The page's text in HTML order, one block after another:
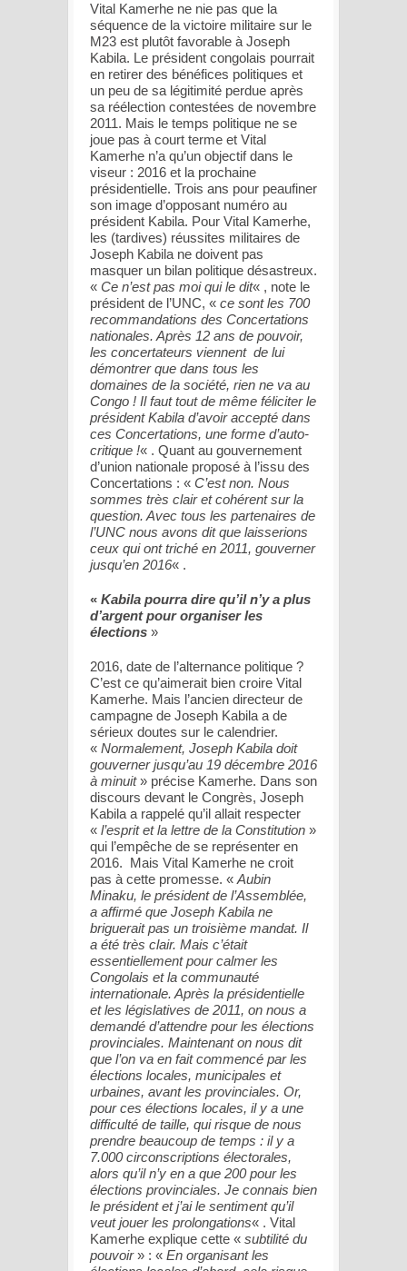
Vital Kamerhe ne nie pas que la
séquence de la victoire militaire sur le
M23 est plutôt favorable à Joseph
Kabila. Le président congolais pourrait
en retirer des bénéfices politiques et
un peu de sa légitimité perdue après
sa réélection contestées de novembre
2011. Mais le temps politique ne se
joue pas à court terme et Vital
Kamerhe n’a qu’un objectif dans le
viseur : 2016 et la prochaine
présidentielle. Trois ans pour peaufiner
son image d’opposant numéro au
président Kabila. Pour Vital Kamerhe,
les (tardives) réussites militaires de
Joseph Kabila ne doivent pas
masquer un bilan politique désastreux.
« Ce n’est pas moi qui le dit« , note le
président de l’UNC, « ce sont les 700
recommandations des Concertations
nationales. Après 12 ans de pouvoir,
les concertateurs viennent de lui
démontrer que dans tous les
domaines de la société, rien ne va au
Congo ! Il faut tout de même féliciter le
président Kabila d’avoir accepté dans
ces Concertations, une forme d’auto-
critique !« . Quant au gouvernement
d’union nationale proposé à l’issu des
Concertations : « C’est non. Nous
sommes très clair et cohérent sur la
question. Avec tous les partenaires de
l’UNC nous avons dit que laisserions
ceux qui ont triché en 2011, gouverner
jusqu’en 2016« .
« Kabila pourra dire qu’il n’y a plus
d’argent pour organiser les
élections »
2016, date de l’alternance politique ?
C’est ce qu’aimerait bien croire Vital
Kamerhe. Mais l’ancien directeur de
campagne de Joseph Kabila a de
sérieux doutes sur le calendrier.
« Normalement, Joseph Kabila doit
gouverner jusqu’au 19 décembre 2016
à minuit» précise Kamerhe. Dans son
discours devant le Congrès, Joseph
Kabila a rappelé qu’il allait respecter
« l’esprit et la lettre de la Constitution »
qui l’empêche de se représenter en
2016. Mais Vital Kamerhe ne croit
pas à cette promesse. « Aubin
Minaku, le président de l’Assemblée,
a affirmé que Joseph Kabila ne
briguerait pas un troisième mandat. Il
a été très clair. Mais c’était
essentiellement pour calmer les
Congolais et la communauté
internationale. Après la présidentielle
et les législatives de 2011, on nous a
demandé d’attendre pour les élections
provinciales. Maintenant on nous dit
que l’on va en fait commencé par les
élections locales, municipales et
urbaines, avant les provinciales. Or,
pour ces élections locales, il y a une
difficulté de taille, qui risque de nous
prendre beaucoup de temps : il y a
7.000 circonscriptions électorales,
alors qu’il n’y en a que 200 pour les
élections provinciales. Je connais bien
le président et j’ai le sentiment qu’il
veut jouer les prolongations« . Vital
Kamerhe explique cette « subtilité du
pouvoir» : « En organisant les